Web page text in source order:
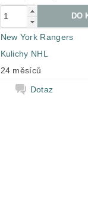
New York Rangers
Kulichy NHL
24 měsíců
Dotaz